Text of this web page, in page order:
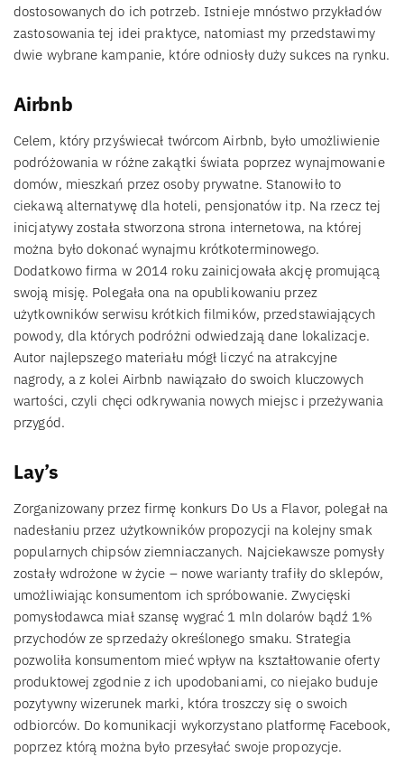
dostosowanych do ich potrzeb. Istnieje mnóstwo przykładów
zastosowania tej idei praktyce, natomiast my przedstawimy
dwie wybrane kampanie, które odniosły duży sukces na rynku.
Airbnb
Celem, który przyświecał twórcom Airbnb, było umożliwienie
podróżowania w różne zakątki świata poprzez wynajmowanie
domów, mieszkań przez osoby prywatne. Stanowiło to
ciekawą alternatywę dla hoteli, pensjonatów itp. Na rzecz tej
inicjatywy została stworzona strona internetowa, na której
można było dokonać wynajmu krótkoterminowego.
Dodatkowo firma w 2014 roku zainicjowała akcję promującą
swoją misję. Polegała ona na opublikowaniu przez
użytkowników serwisu krótkich filmików, przedstawiających
powody, dla których podróżni odwiedzają dane lokalizacje.
Autor najlepszego materiału mógł liczyć na atrakcyjne
nagrody, a z kolei Airbnb nawiązało do swoich kluczowych
wartości, czyli chęci odkrywania nowych miejsc i przeżywania
przygód.
Lay’s
Zorganizowany przez firmę konkurs Do Us a Flavor, polegał na
nadesłaniu przez użytkowników propozycji na kolejny smak
popularnych chipsów ziemniaczanych. Najciekawsze pomysły
zostały wdrożone w życie – nowe warianty trafiły do sklepów,
umożliwiając konsumentom ich spróbowanie. Zwycięski
pomysłodawca miał szansę wygrać 1 mln dolarów bądź 1%
przychodów ze sprzedaży określonego smaku. Strategia
pozwoliła konsumentom mieć wpływ na kształtowanie oferty
produktowej zgodnie z ich upodobaniami, co niejako buduje
pozytywny wizerunek marki, która troszczy się o swoich
odbiorców. Do komunikacji wykorzystano platformę Facebook,
poprzez którą można było przesyłać swoje propozycje.